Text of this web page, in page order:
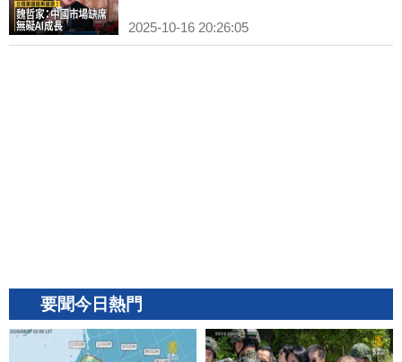
2025-10-16 20:26:05
要聞今日熱門